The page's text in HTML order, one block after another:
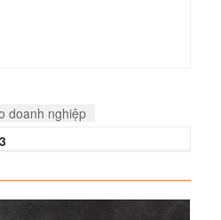
doanh nghiệp